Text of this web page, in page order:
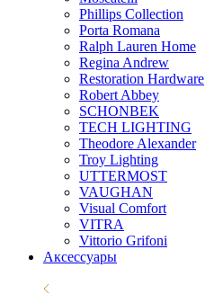
Phillips Collection
Porta Romana
Ralph Lauren Home
Regina Andrew
Restoration Hardware
Robert Abbey
SCHONBEK
TECH LIGHTING
Theodore Alexander
Troy Lighting
UTTERMOST
VAUGHAN
Visual Comfort
VITRA
Vittorio Grifoni
Аксессуары